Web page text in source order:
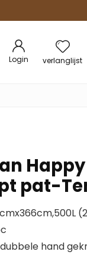
Login verlanglijst
pat-
hand